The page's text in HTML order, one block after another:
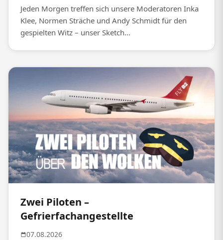
Jeden Morgen treffen sich unsere Moderatoren Inka
Klee, Normen Sträche und Andy Schmidt für den
gespielten Witz – unser Sketch...
Zwei Piloten –
Gefrierfachangestellte
07.08.2026